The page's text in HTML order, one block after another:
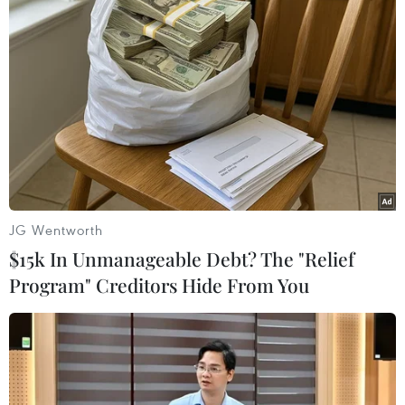
Theo dõi VietnamPlus
TIN LIÊN QUAN
JG Wentworth
$15k In Unmanageable Debt? The "Relief
Program" Creditors Hide From You